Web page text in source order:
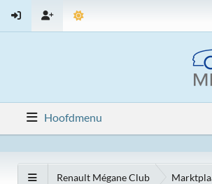
Hoofdmenu
Renault Mégane Club